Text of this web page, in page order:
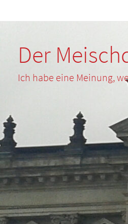
Inhalt
Der
Ich habe eine Meinung,